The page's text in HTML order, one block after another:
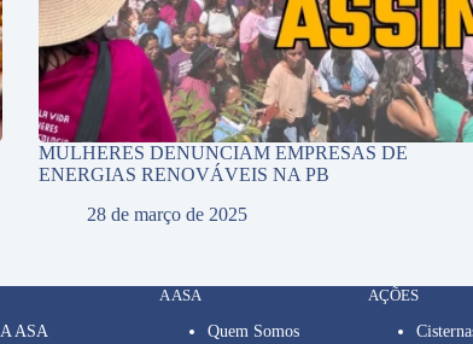
MULHERES DENUNCIAM EMPRESAS DE
ENERGIAS RENOVÁVEIS NA PB
28 de março de 2025
A ASA
A ASA
Quem Somos
AÇÕES